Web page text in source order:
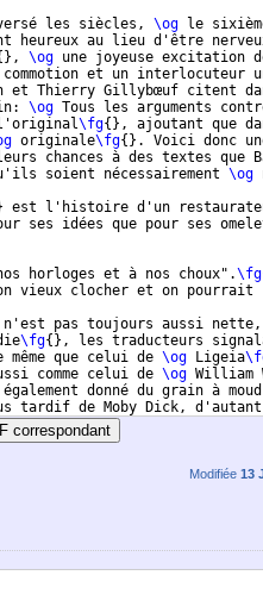
les siècles, \og le
heureux au lieu d'être
} , \og une joyeuse excitation
commotion et un interlocuteur
et Thierry Gillybœuf citent
\og Tous les arguments
\fg{ } , ajoutant que
originale\fg{ } . Voici donc
chances à des textes que
soient nécessairement \og
est l'histoire d'un
ses idées que pour ses
horloges et à nos choux".\fg
vieux clocher et on pourrait
n'est pas toujours aussi
\fg{ } , les traducteurs
que celui de \og Ligeia
comme celui de \og William
donné du grain à
tardif de Moby Dick,
le nom Glendinning,
correspondant
Modifiée 13